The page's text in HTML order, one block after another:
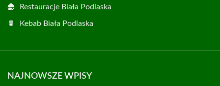
Restauracje Biała Podlaska
Kebab Biała Podlaska
NAJNOWSZE WPISY